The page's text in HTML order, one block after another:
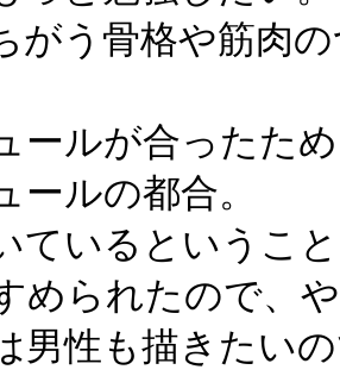
がう骨格や筋肉
ールが合ったた
ールの都合。
ているというこ
められたので、
男性も描きたい